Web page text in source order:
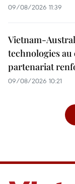
09/08/2026 11:39
Vietnam-
technologies
partenariat
09/08/2026 10:21